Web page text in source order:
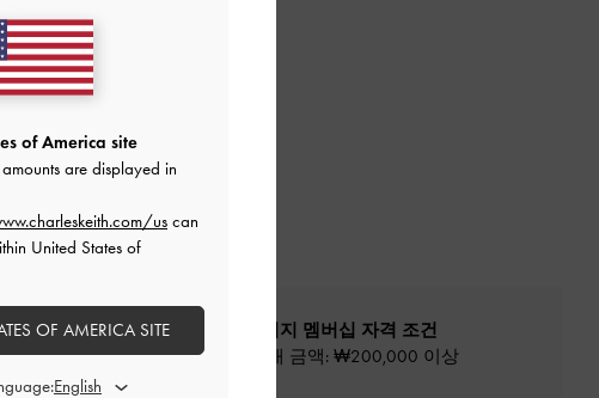
독과회원가입*
프리빌리지 멤버십 자격 조건
최소 구매 금액: ₩200,000 이상
of America site
are displayed in
us can
United States of
OF AMERICA SITE